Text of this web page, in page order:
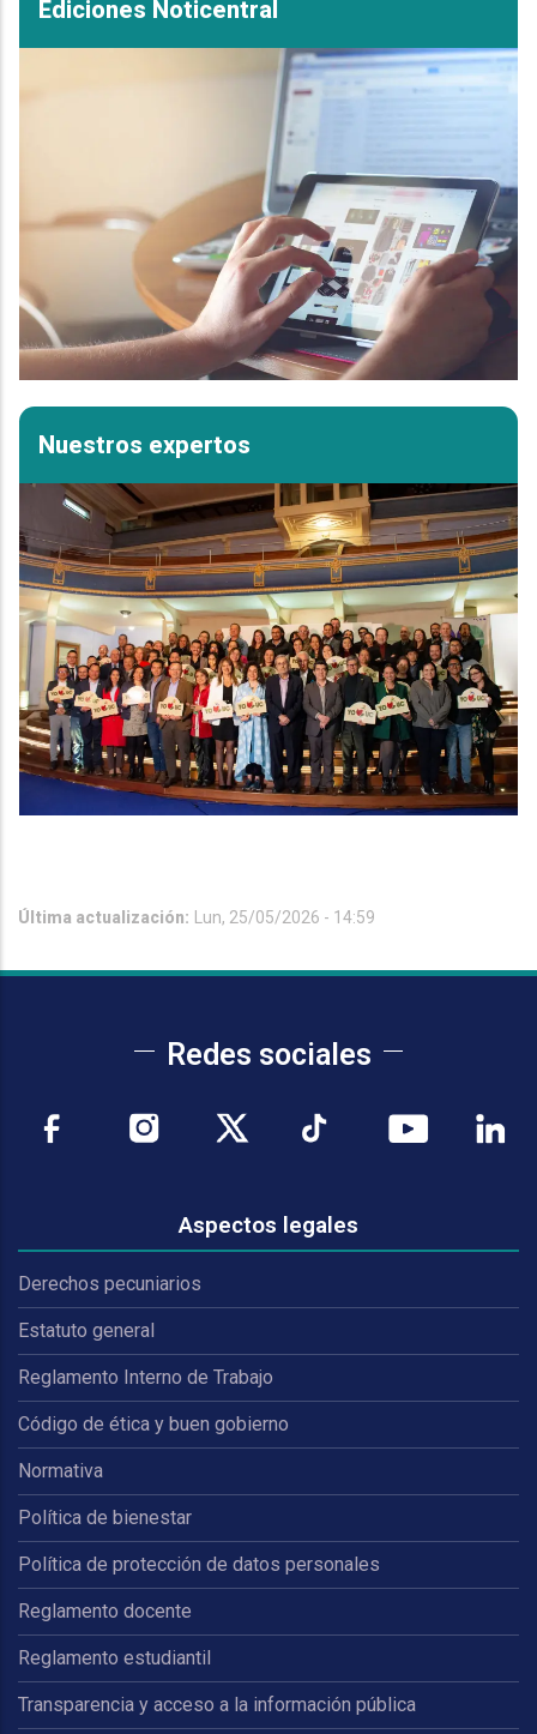
Ediciones Noticentral
Nuestros expertos
Última actualización: Lun, 25/05/2026 - 14:59
Redes sociales
Aspectos legales
Derechos pecuniarios
Estatuto general
Reglamento Interno de Trabajo
Código de ética y buen gobierno
Normativa
Política de bienestar
Política de protección de datos personales
Reglamento docente
Reglamento estudiantil
Transparencia y acceso a la información pública